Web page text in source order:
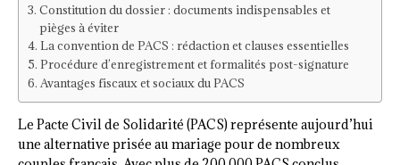
Constitution du dossier : documents indispensables et
pièges à éviter
La convention de PACS : rédaction et clauses essentielles
Procédure d’enregistrement et formalités post-signature
Avantages fiscaux et sociaux du PACS
Le Pacte Civil de Solidarité (PACS) représente aujourd’hui
une alternative prisée au mariage pour de nombreux